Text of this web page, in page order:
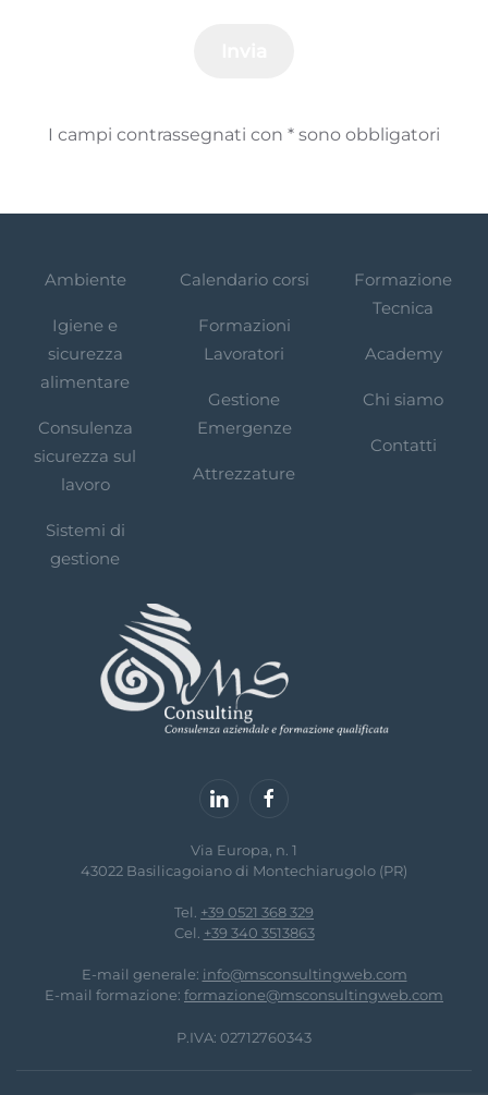
I campi contrassegnati con * sono obbligatori
Ambiente
Igiene e
sicurezza
alimentare
Consulenza
sicurezza sul
lavoro
Sistemi di
gestione
Calendario corsi
Formazioni
Lavoratori
Gestione
Emergenze
Attrezzature
Formazione
Tecnica
Academy
Chi siamo
Contatti
Via Europa, n. 1
43022 Basilicagoiano di Montechiarugolo (PR)
Tel. +39 0521 368 329
Cel. +39 340 3513863
E-mail generale: info@msconsultingweb.com
E-mail formazione: formazione@msconsultingweb.com
P.IVA: 02712760343